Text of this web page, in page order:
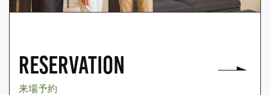
RESERVATION
来場予約